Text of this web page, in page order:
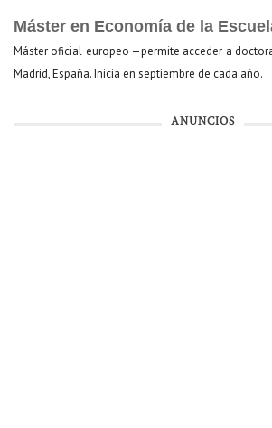
Máster en Economía de la
Máster oficial europeo —permite acceder a
Madrid, España. Inicia en septiembre de cada año.
ANUNCIOS